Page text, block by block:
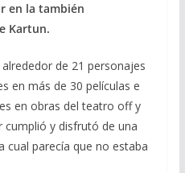
en la también
Kartun.
de 21 personajes
en más de 30 películas e
en obras del teatro off y
cumplió y disfrutó de una
cual parecía que no estaba